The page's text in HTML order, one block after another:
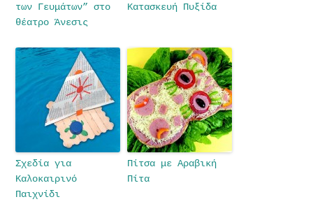
των Γευμάτων” στο
θέατρο Άνεσις
Κατασκευή Πυξίδα
Σχεδία για
Καλοκαιρινό
Παιχνίδι
Πίτσα με Αραβική
Πίτα